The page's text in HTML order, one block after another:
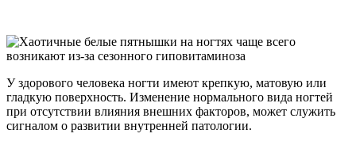
У здорового человека ногти имеют крепкую, матовую или
гладкую поверхность. Изменение нормального вида ногтей
при отсутствии влияния внешних факторов, может служить
сигналом о развитии внутренней патологии.